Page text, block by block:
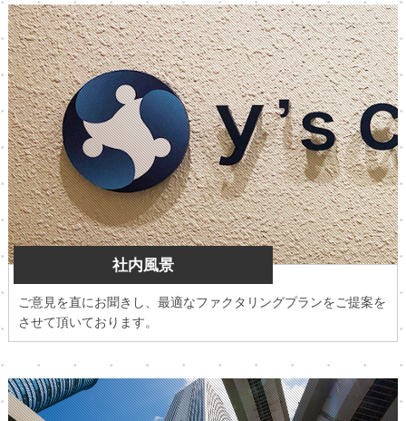
社内風景
ご意見を直にお聞きし、最適なファクタリングプランをご提案を
させて頂いております。